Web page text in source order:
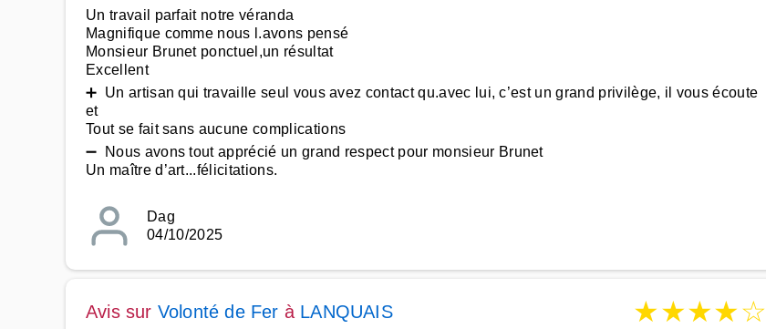
Un travail parfait notre véranda
Magnifique comme nous l.avons pensé
Monsieur Brunet ponctuel,un résultat
Excellent
➕ Un artisan qui travaille seul vous avez contact qu.avec lui, c’est un grand privilège, il vous écoute
et
Tout se fait sans aucune complications
➖ Nous avons tout apprécié un grand respect pour monsieur Brunet
Un maître d’art...félicitations.
Dag
04/10/2025
Avis sur Volonté de Fer à LANQUAIS ★★★★☆